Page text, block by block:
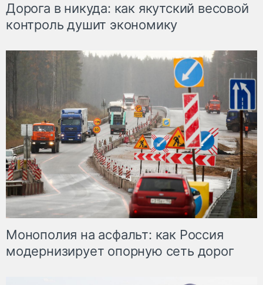
Дорога в никуда: как якутский весовой
контроль душит экономику
Монополия на асфальт: как Россия
модернизирует опорную сеть дорог